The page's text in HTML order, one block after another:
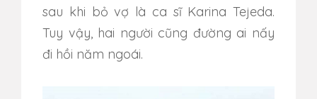
sau khi bỏ vợ là ca sĩ Karina Tejeda.
Tuy vậy, hai người cũng đường ai nấy
đi hồi năm ngoái.